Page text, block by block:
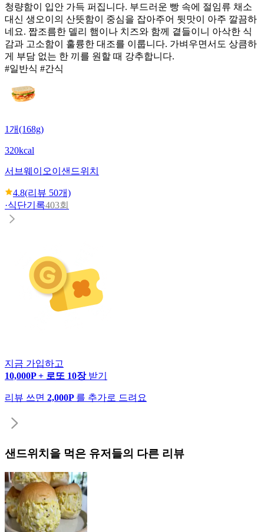
청량함이 입안 가득 퍼집니다. 부드러운 빵 속에 절임류 채소
대신 생오이의 산뜻함이 중심을 잡아주어 뒷맛이 아주 깔끔하
네요. 짭조름한 델리 햄이나 치즈와 함께 곁들이니 아삭한 식
감과 고소함이 훌륭한 대조를 이룹니다. 가벼우면서도 상큼하
게 부담 없는 한 끼를 원할 때 강추합니다.
#일반식 #간식
1개(168g)
320kcal
서브웨이 오이샌드위치
4.8(리뷰 50개)
·식단기록403회
지금 가입하고
10,000P + 로또 10장 받기
리뷰 쓰면 2,000P 를 추가로 드려요
샌드위치 을 먹은 유저들의 다른 리뷰